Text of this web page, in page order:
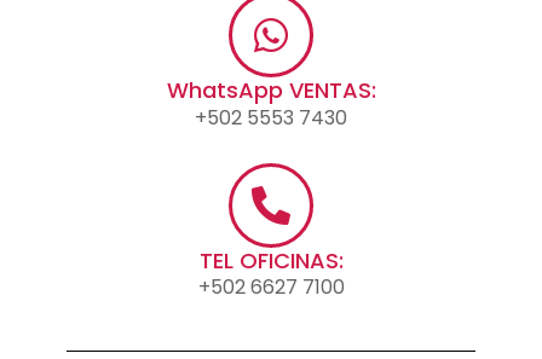
WhatsApp VENTAS:
+502 5553 7430
TEL OFICINAS:
+502 6627 7100